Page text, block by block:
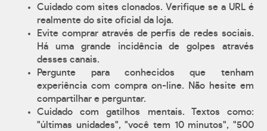
Cuidado com sites clonados. Verifique se a URL é
realmente do site oficial da loja.
Evite comprar através de perfis de redes sociais.
Há uma grande incidência de golpes através
desses canais.
Pergunte para conhecidos que tenham
experiência com compra on-line. Não hesite em
compartilhar e perguntar.
Cuidado com gatilhos mentais. Textos como:
"últimas unidades", "você tem 10 minutos", "500